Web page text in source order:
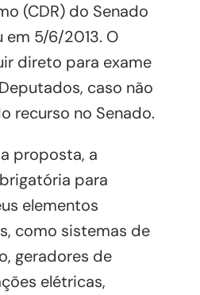
(CDR) do Senado
em 5/6/2013. O
direto para exame
caso não
recurso no Senado.
proposta, a
para
elementos
como sistemas de
geradores de
elétricas,